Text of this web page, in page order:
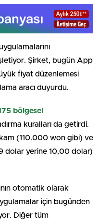
Şirket, bugün App
fiyat düzenlemesi
aracı duyurdu.
bölgesel
kuralları da getirdi.
(110.000 won gibi) ve
dolar yerine 10,00 dolar)
otomatik olarak
için bugünden
Diğer tüm